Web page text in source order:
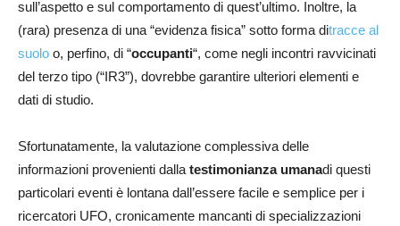
sull’aspetto e sul comportamento di quest’ultimo. Inoltre, la
(rara) presenza di una “evidenza fisica” sotto forma ditracce al
suolo o, perfino, di “occupanti“, come negli incontri ravvicinati
del terzo tipo (“IR3”), dovrebbe garantire ulteriori elementi e
dati di studio.
Sfortunatamente, la valutazione complessiva delle
informazioni provenienti dalla testimonianza umanadi questi
particolari eventi è lontana dall’essere facile e semplice per i
ricercatori UFO, cronicamente mancanti di specializzazioni